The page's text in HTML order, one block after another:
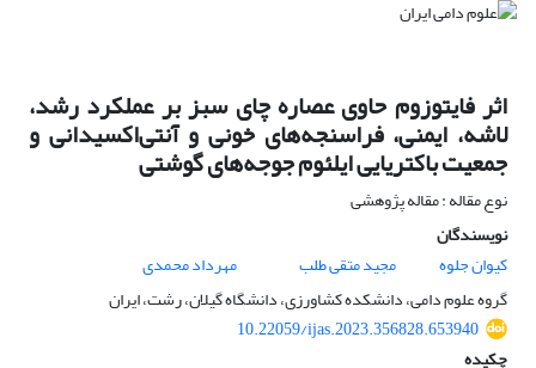
اثر فایتوزوم حاوی عصاره چای سبز بر عملکرد رشد،
لاشه، ایمنی، فراسنجه‌های خونی و آنتی‌اکسیدانی و
جمعیت باکتریایی ایلئوم جوجه‌های گوشتی
نوع مقاله : مقاله پژوهشی
نویسندگان
کیوان جلوه
مجید متقی طلب
مهرداد محمدی
گروه علوم دامی، دانشکده کشاورزی، دانشگاه گیلان، رشت، ایران
10.22059/ijas.2023.356828.653940
چکیده